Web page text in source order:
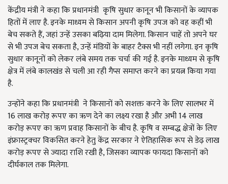
केंद्रीय मंत्री ने कहा कि प्रधानमंत्री कृषि सुधार कानून भी किसानों के व्यापक
हितों में लाए है. इनके माध्यम से किसान अपनी कृषि उपज को वह कहीं भी
बेच सकते हैं, जहां उन्हें उसका बढ़िया दाम मिलेगा. किसान चाहें तो अपने घर
से भी उपज बेच सकता है, उन्हें मंडियों के बाहर टैक्स भी नहीं लगेगा. इन कृषि
सुधार कानूनों को लेकर लंबे समय तक चर्चा की गई है. इनके माध्यम से कृषि
क्षेत्र में लंबे कालखंड से चली आ रही गैप्स समाप्त करने का प्रयत्न किया गया
है.
उन्होंने कहा कि प्रधानमंत्री ने किसानों को सशक्त करने के लिए सालभर में
16 लाख करोड़ रूपए का ऋण देने का लक्ष्य रखा है और अभी 14 लाख
करोड़ रूपए का ऋण प्रवाह किसानों के बीच है. कृषि व सम्बद्ध क्षेत्रों के लिए
इंफ्रास्ट्रक्चर विकसित करने हेतु केंद्र सरकार ने ऐतिहासिक रूप से डेढ़ लाख
करोड़ रूपए से ज्यादा राशि रखी है, जिसका व्यापक फायदा किसानों को
दीर्घकाल तक मिलेगा.